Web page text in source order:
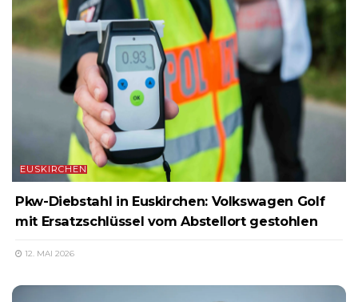
EUSKIRCHEN
Pkw-Diebstahl in Euskirchen: Volkswagen Golf
mit Ersatzschlüssel vom Abstellort gestohlen
12. MAI 2026